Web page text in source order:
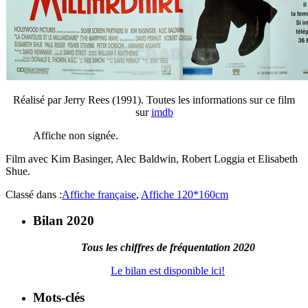
Réalisé par Jerry Rees (1991). Toutes les informations sur ce film
surimdb
Affiche non signée.
Film avec Kim Basinger, Alec Baldwin, Robert Loggia et Elisabeth
Shue.
Classé dans :Affiche française, Affiche 120*160cm
Bilan 2020
Tous les chiffres de fréquentation 2020
Le bilan est disponible ici!
Mots-clés